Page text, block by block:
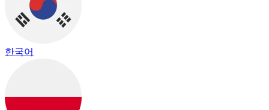
한국어